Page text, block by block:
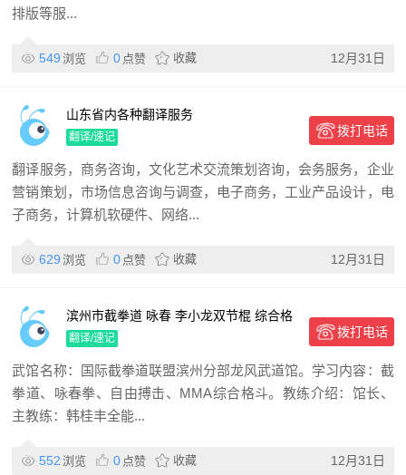
排版等服...
549 浏览 0 点赞 收藏 12月31日
山东省内各种翻译服务
翻译/速记 拨打电话
翻译服务，商务咨询，文化艺术交流策划咨询，会务服务，企业
营销策划，市场信息咨询与调查，电子商务，工业产品设计，电
子商务，计算机软硬件、网络...
629 浏览 0 点赞 收藏 12月31日
滨州市截拳道 咏春 李小龙双节棍 综合格
斗
翻译/速记 拨打电话
武馆名称：国际截拳道联盟滨州分部龙风武道馆。学习内容：截
拳道、咏春拳、自由搏击、MMA综合格斗。教练介绍：馆长、
主教练：韩桂丰全能...
552 浏览 0 点赞 收藏 12月31日